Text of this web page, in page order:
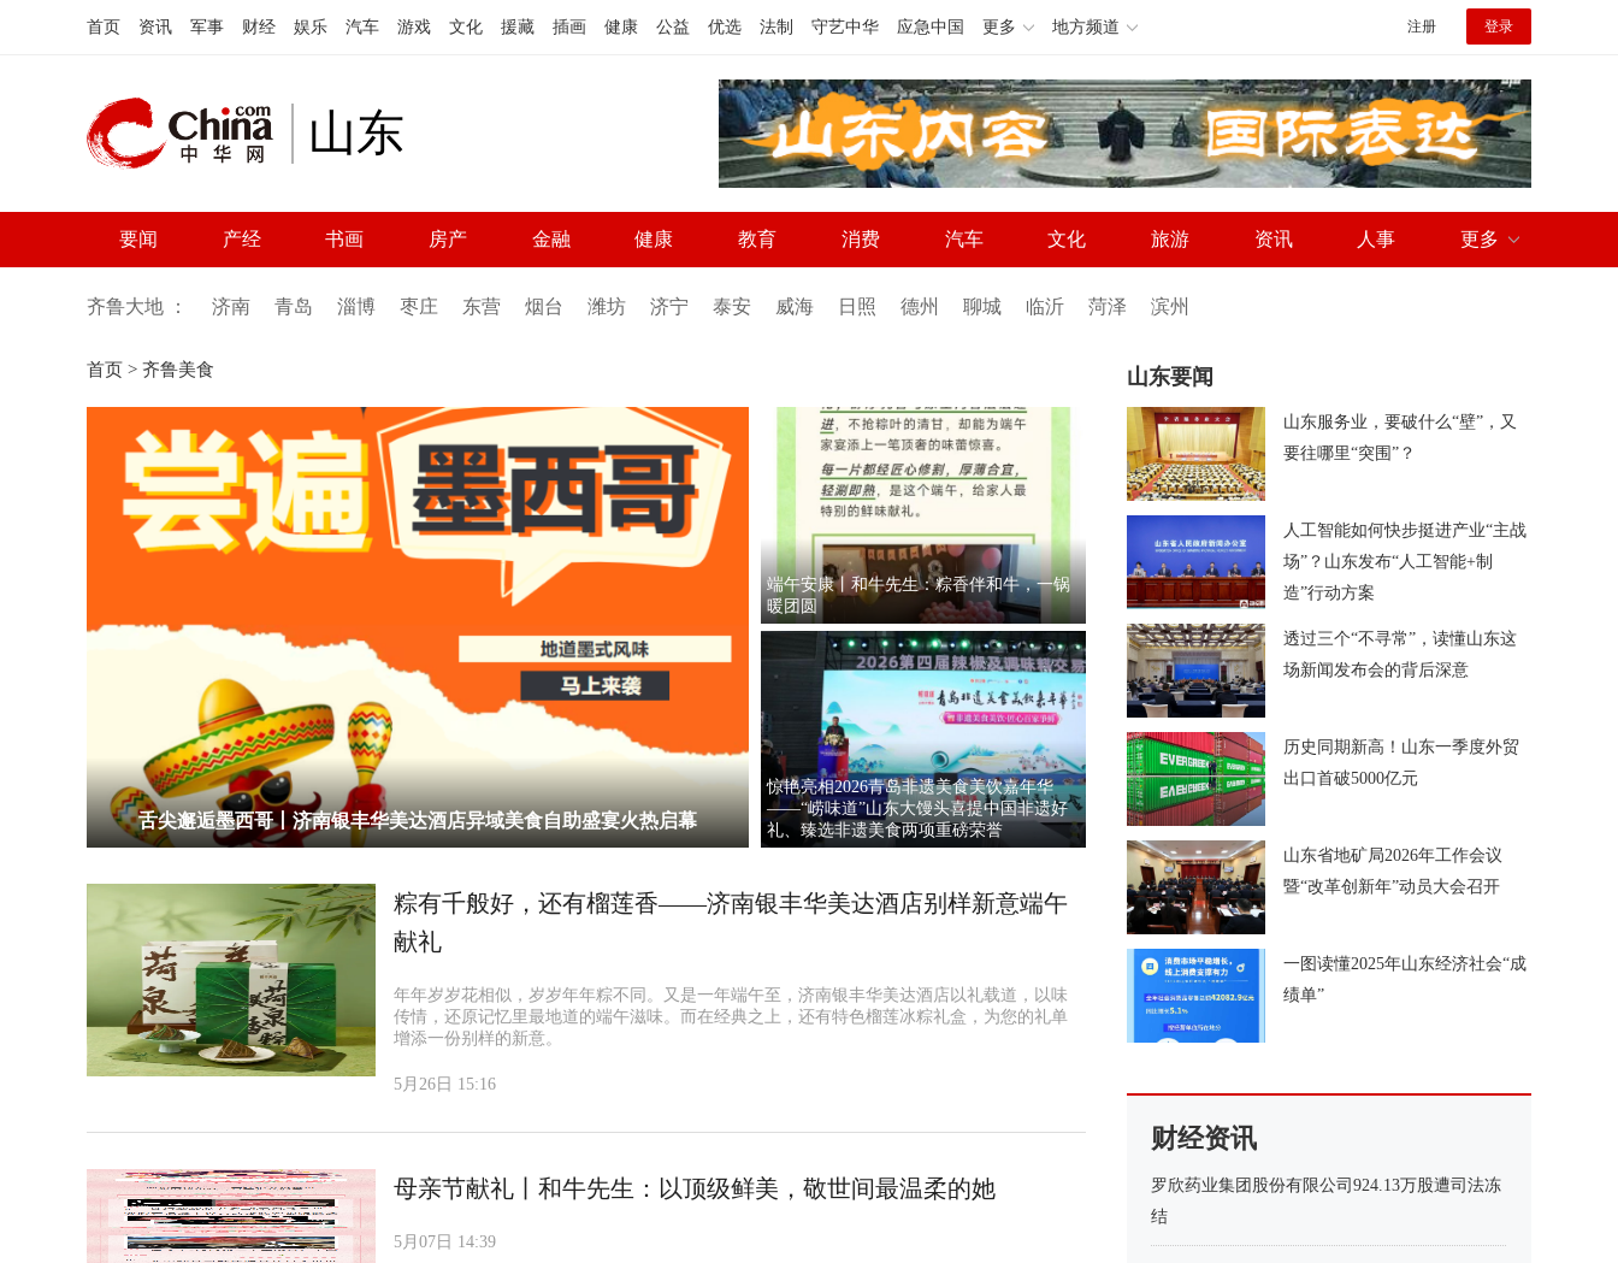
首页 资讯 军事 财经 娱乐 汽车 游戏 文化 援藏 插画 健康 公益 优选 法制 守艺中华 应急中国 更多 地方频道 注册 登录
山东
要闻 产经 书画 房产 金融 健康 教育 消费 汽车 文化 旅游 资讯 人事 更多
齐鲁大地 ： 济南 青岛 淄博 枣庄 东营 烟台 潍坊 济宁 泰安 威海 日照 德州 聊城 临沂 菏泽 滨州
首页 > 齐鲁美食
舌尖邂逅墨西哥丨济南银丰华美达酒店异域美食自助盛宴火热启幕
端午安康丨和牛先生：粽香伴和牛，一锅
暖团圆
惊艳亮相2026青岛非遗美食美饮嘉年华
——“崂味道”山东大馒头喜提中国非遗好
礼、臻选非遗美食两项重磅荣誉
粽有千般好，还有榴莲香——济南银丰华美达酒店别样新意端午
献礼
年年岁岁花相似，岁岁年年粽不同。又是一年端午至，济南银丰华美达酒店以礼载道，以味
传情，还原记忆里最地道的端午滋味。而在经典之上，还有特色榴莲冰粽礼盒，为您的礼单
增添一份别样的新意。
5月26日 15:16
母亲节献礼丨和牛先生：以顶级鲜美，敬世间最温柔的她
5月07日 14:39
山东要闻
山东服务业，要破什么“壁”，又
要往哪里“突围”？
人工智能如何快步挺进产业“主战
场”？山东发布“人工智能+制
造”行动方案
透过三个“不寻常”，读懂山东这
场新闻发布会的背后深意
历史同期新高！山东一季度外贸
出口首破5000亿元
山东省地矿局2026年工作会议
暨“改革创新年”动员大会召开
一图读懂2025年山东经济社会“成
绩单”
财经资讯
罗欣药业集团股份有限公司924.13万股遭司法冻
结